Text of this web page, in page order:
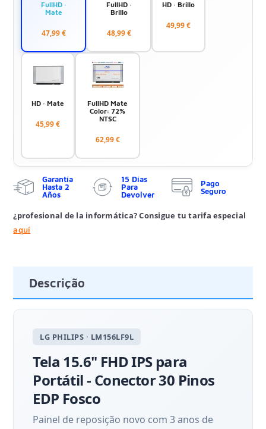
FullHD ·
Mate
47,99 €
FullHD ·
Brillo
48,99 €
HD · Brillo
49,99 €
HD · Mate
45,99 €
FullHD Mate
Color: 72%
NTSC
62,99 €
Garantía
Hasta 2
Años
15 Días
Para
Devolver
Pago
Seguro
¿profesional de la informática? Consigue tu tarifa especial
aquí
Descrição
LG PHILIPS · LM156LF9L
Tela 15.6" FHD IPS para
Portátil - Conector 30 Pinos
EDP Fosco
Painel de reposição novo com 3 anos de